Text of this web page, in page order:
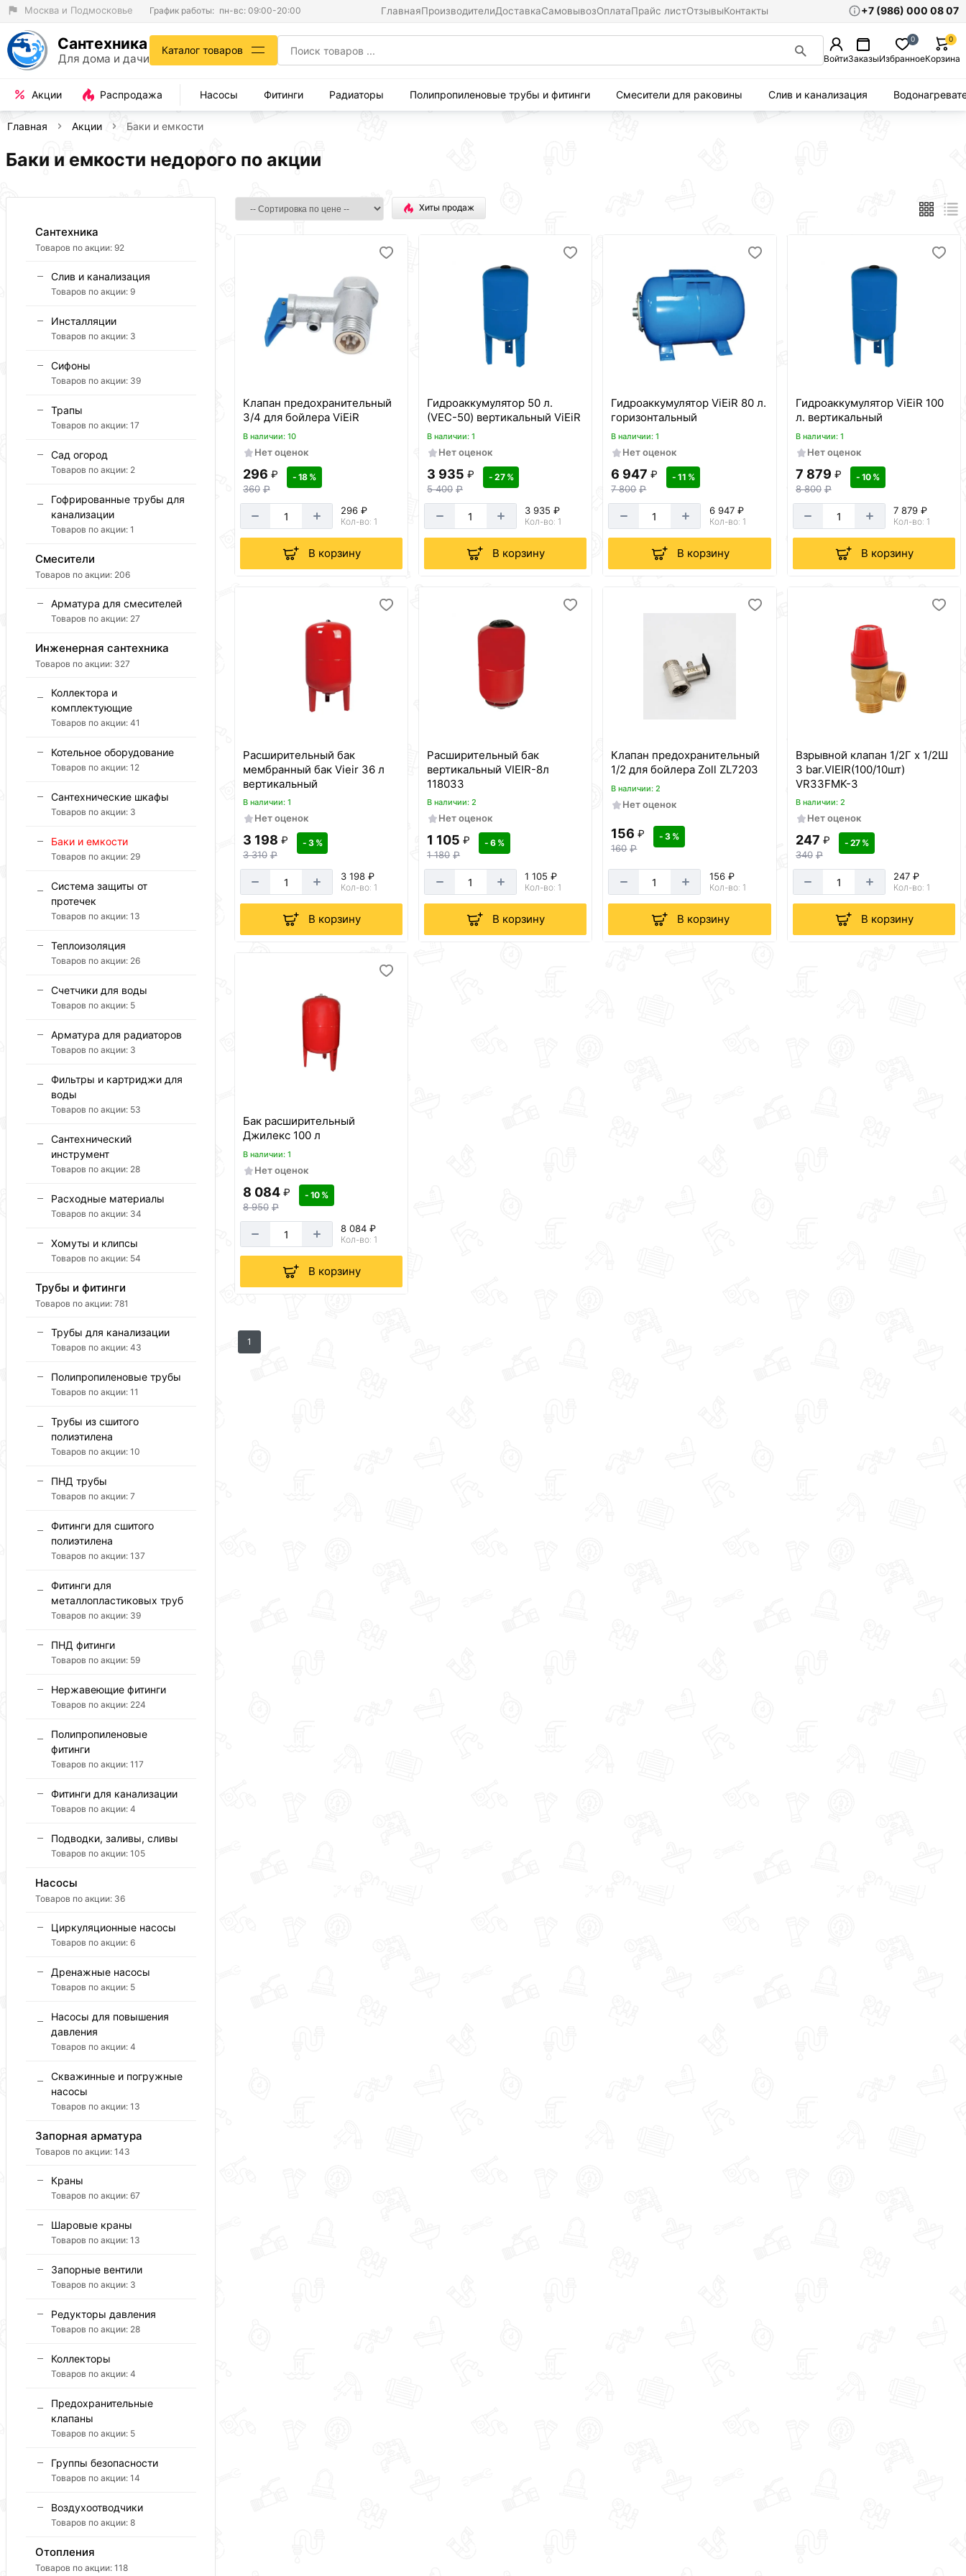
Москва и Подмосковье График работы: пн-вс: 09:00-20:00 ГлавнаяПроизводителиДоставкаСамовывозОплатаПрайс листОтзывыКонтакты +7 (986) 000 08 07
Сантехника
Для дома и дачи
Каталог товаров
ВойтиЗаказыИзбранное
0
Корзина
0
Акции Распродажа Насосы Фитинги Радиаторы Полипропиленовые трубы и фитинги Смесители для раковины Слив и канализация
Главная Акции Баки и емкости
Баки и емкости недорого по акции
Сантехника
Товаров по акции: 92
Слив и канализация
Товаров по акции: 9
Инсталляции
Товаров по акции: 3
Сифоны
Товаров по акции: 39
Трапы
Товаров по акции: 17
Сад огород
Товаров по акции: 2
Гофрированные трубы для
канализации
Товаров по акции: 1
Смесители
Товаров по акции: 206
Арматура для смесителей
Товаров по акции: 27
Инженерная сантехника
Товаров по акции: 327
Коллектора и
комплектующие
Товаров по акции: 41
Котельное оборудование
Товаров по акции: 12
Сантехнические шкафы
Товаров по акции: 3
Баки и емкости
Товаров по акции: 29
Система защиты от
протечек
Товаров по акции: 13
Теплоизоляция
Товаров по акции: 26
Счетчики для воды
Товаров по акции: 5
Арматура для радиаторов
Товаров по акции: 3
Фильтры и картриджи для
воды
Товаров по акции: 53
Сантехнический
инструмент
Товаров по акции: 28
Расходные материалы
Товаров по акции: 34
Хомуты и клипсы
Товаров по акции: 54
Трубы и фитинги
Товаров по акции: 781
Трубы для канализации
Товаров по акции: 43
Полипропиленовые трубы
Товаров по акции: 11
Трубы из сшитого
полиэтилена
Товаров по акции: 10
ПНД трубы
Товаров по акции: 7
Фитинги для сшитого
полиэтилена
Товаров по акции: 137
Фитинги для
металлопластиковых труб
Товаров по акции: 39
ПНД фитинги
Товаров по акции: 59
Нержавеющие фитинги
Товаров по акции: 224
Полипропиленовые
фитинги
Товаров по акции: 117
Фитинги для канализации
Товаров по акции: 4
Подводки, заливы, сливы
Товаров по акции: 105
Насосы
Товаров по акции: 36
Циркуляционные насосы
Товаров по акции: 6
Дренажные насосы
Товаров по акции: 5
Насосы для повышения
давления
Товаров по акции: 4
Скважинные и погружные
насосы
Товаров по акции: 13
Запорная арматура
Товаров по акции: 143
Краны
Товаров по акции: 67
Шаровые краны
Товаров по акции: 13
Запорные вентили
Товаров по акции: 3
Редукторы давления
Товаров по акции: 28
Коллекторы
Товаров по акции: 4
Предохранительные
клапаны
Товаров по акции: 5
Группы безопасности
Товаров по акции: 14
Воздухоотводчики
Товаров по акции: 8
Отопления
Товаров по акции: 118
Хиты продаж
Клапан предохранительный
3/4 для бойлера ViEiR
В наличии: 10
Нет оценок
296 ₽
360 ₽
- 18 %
296 ₽
Кол-во: 1
В корзину
Гидроаккумулятор 50 л.
(VЕС-50) вертикальный ViEiR
В наличии: 1
Нет оценок
3 935 ₽
5 400 ₽
- 27 %
3 935 ₽
Кол-во: 1
В корзину
Гидроаккумулятор ViEiR 80 л.
горизонтальный
В наличии: 1
Нет оценок
6 947 ₽
7 800 ₽
- 11 %
6 947 ₽
Кол-во: 1
В корзину
Гидроаккумулятор ViEiR 100
л. вертикальный
В наличии: 1
Нет оценок
7 879 ₽
8 800 ₽
- 10 %
7 879 ₽
Кол-во: 1
В корзину
Расширительный бак
мембранный бак Vieir 36 л
вертикальный
В наличии: 1
Нет оценок
3 198 ₽
3 310 ₽
- 3 %
3 198 ₽
Кол-во: 1
В корзину
Расширительный бак
вертикальный VIEIR-8л
118033
В наличии: 2
Нет оценок
1 105 ₽
1 180 ₽
- 6 %
1 105 ₽
Кол-во: 1
В корзину
Клапан предохранительный
1/2 для бойлера Zoll ZL7203
В наличии: 2
Нет оценок
156 ₽
160 ₽
- 3 %
156 ₽
Кол-во: 1
В корзину
Взрывной клапан 1/2Г х 1/2Ш
3 bar.VIEIR(100/10шт)
VR33FMK-3
В наличии: 2
Нет оценок
247 ₽
340 ₽
- 27 %
247 ₽
Кол-во: 1
В корзину
Бак расширительный
Джилекс 100 л
В наличии: 1
Нет оценок
8 084 ₽
8 950 ₽
- 10 %
8 084 ₽
Кол-во: 1
В корзину
1